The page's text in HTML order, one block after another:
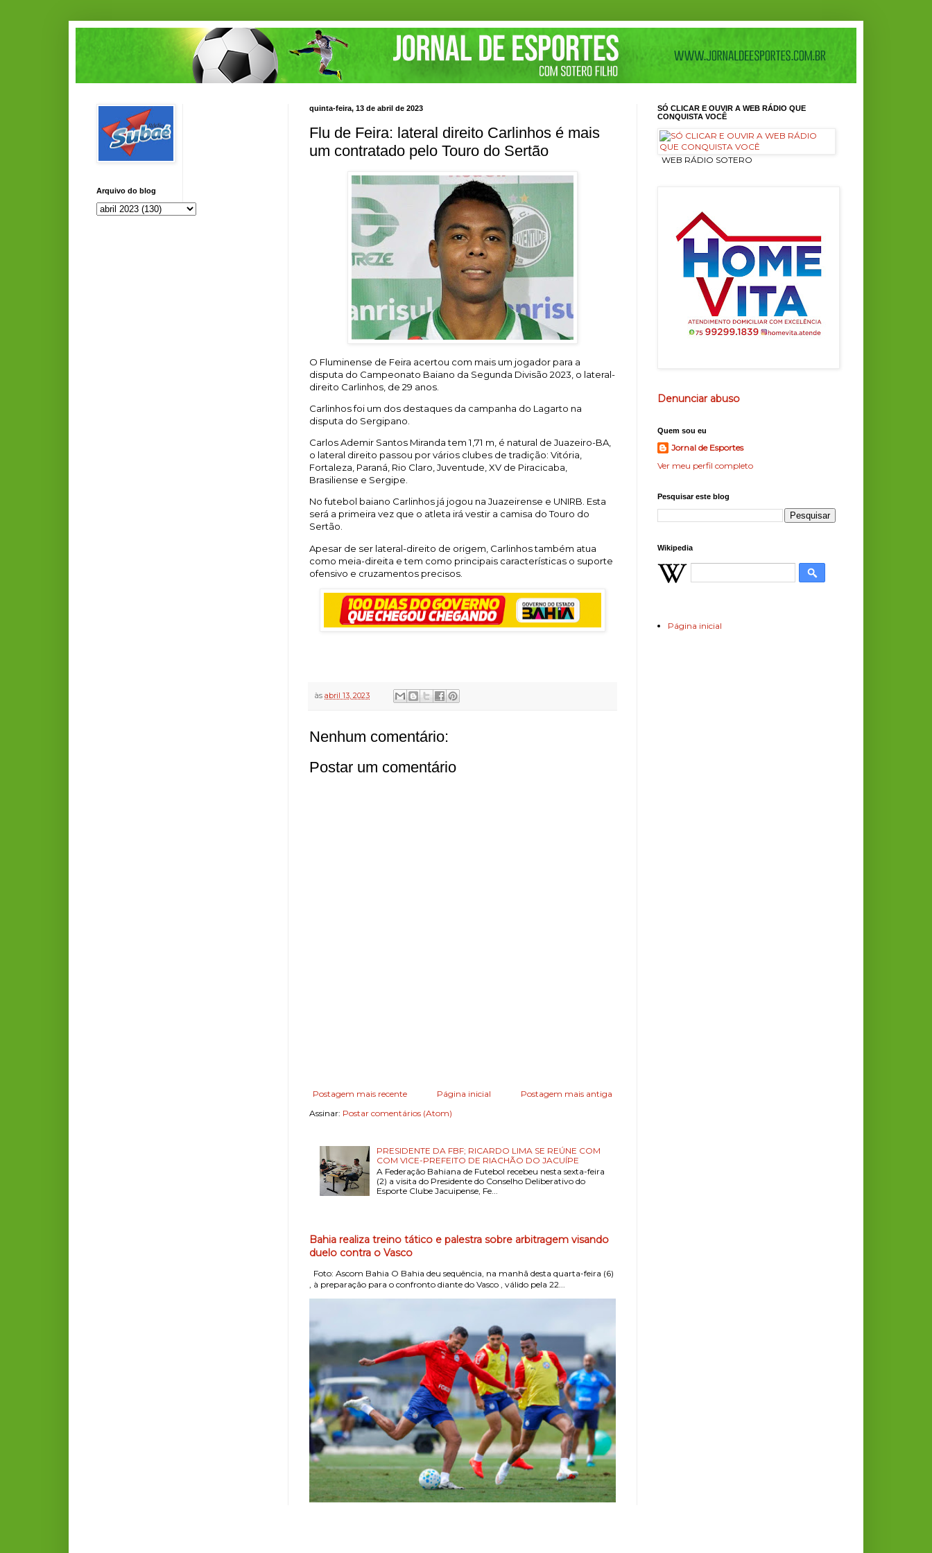
quinta-feira, 13 de abril de 2023
Flu de Feira: lateral direito Carlinhos é mais
um contratado pelo Touro do Sertão
O Fluminense de Feira acertou com mais um jogador para a
disputa do Campeonato Baiano da Segunda Divisão 2023, o lateral-
direito Carlinhos, de 29 anos.
Carlinhos foi um dos destaques da campanha do Lagarto na
disputa do Sergipano.
Carlos Ademir Santos Miranda tem 1,71 m, é natural de Juazeiro-BA,
o lateral direito passou por vários clubes de tradição: Vitória,
Fortaleza, Paraná, Rio Claro, Juventude, XV de Piracicaba,
Brasiliense e Sergipe.
No futebol baiano Carlinhos já jogou na Juazeirense e UNIRB. Esta
será a primeira vez que o atleta irá vestir a camisa do Touro do
Sertão.
Apesar de ser lateral-direito de origem, Carlinhos também atua
como meia-direita e tem como principais características o suporte
ofensivo e cruzamentos precisos.
às abril 13, 2023
Nenhum comentário:
Postar um comentário
Postagem mais recente Postagem mais antiga
Página inicial
Assinar: Postar comentários (Atom)
PRESIDENTE DA FBF; RICARDO LIMA SE REÚNE COM
COM VICE-PREFEITO DE RIACHÃO DO JACUÍPE
A Federação Bahiana de Futebol recebeu nesta sexta-feira
(2) a visita do Presidente do Conselho Deliberativo do
Esporte Clube Jacuipense, Fe...
Bahia realiza treino tático e palestra sobre arbitragem visando
duelo contra o Vasco
Foto: Ascom Bahia O Bahia deu sequência, na manhã desta quarta-feira (6)
, à preparação para o confronto diante do Vasco , válido pela 22...
Arquivo do blog
SÓ CLICAR E OUVIR A WEB RÁDIO QUE
CONQUISTA VOCÊ
ㅤ WEB RÁDIO SOTERO
Denunciar abuso
Quem sou eu
Jornal de Esportes
Ver meu perfil completo
Pesquisar este blog
Wikipedia
Página inicial